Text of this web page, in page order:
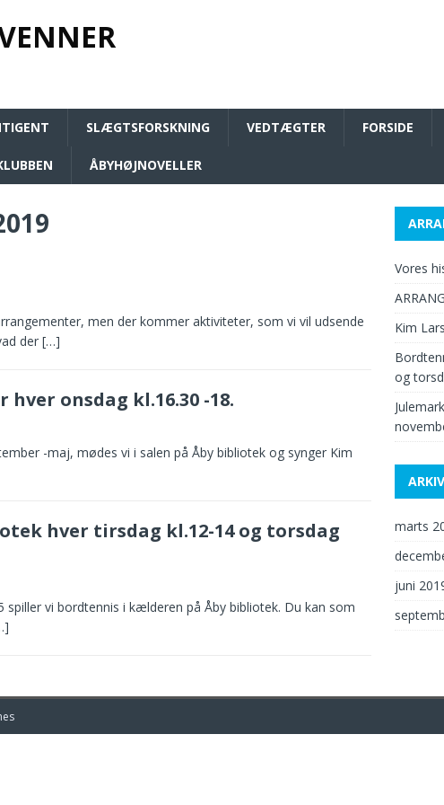
SLÆGTSFORSKNING VEDTÆGTER FORSIDE
ÅBYHØJNOVELLER
men der kommer aktiviteter, som vi vil udsende
der […]
onsdag kl.16.30 -18.
-maj, mødes vi i salen på Åby bibliotek og synger Kim
hver tirsdag kl.12-14 og torsdag
spiller vi bordtennis i kælderen på Åby bibliotek. Du kan som
Vores
Kim
og
marts
juni